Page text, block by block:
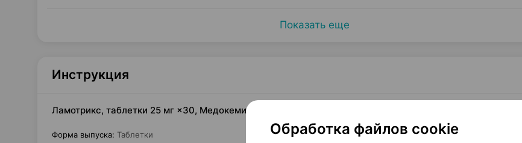
Показать еще
Инструкция
Ламотрикс, таблетки 25 мг ×30, Медокеми Кипр
Форма выпуска: Таблетки
Обработка файлов cookie